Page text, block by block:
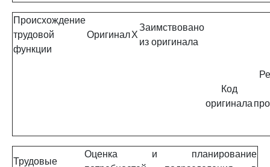
Происхождение
трудовой
функции
ОригиналX
Заимствовано
из оригинала
Код
оригинала
Трудовые
Оценка и планирование